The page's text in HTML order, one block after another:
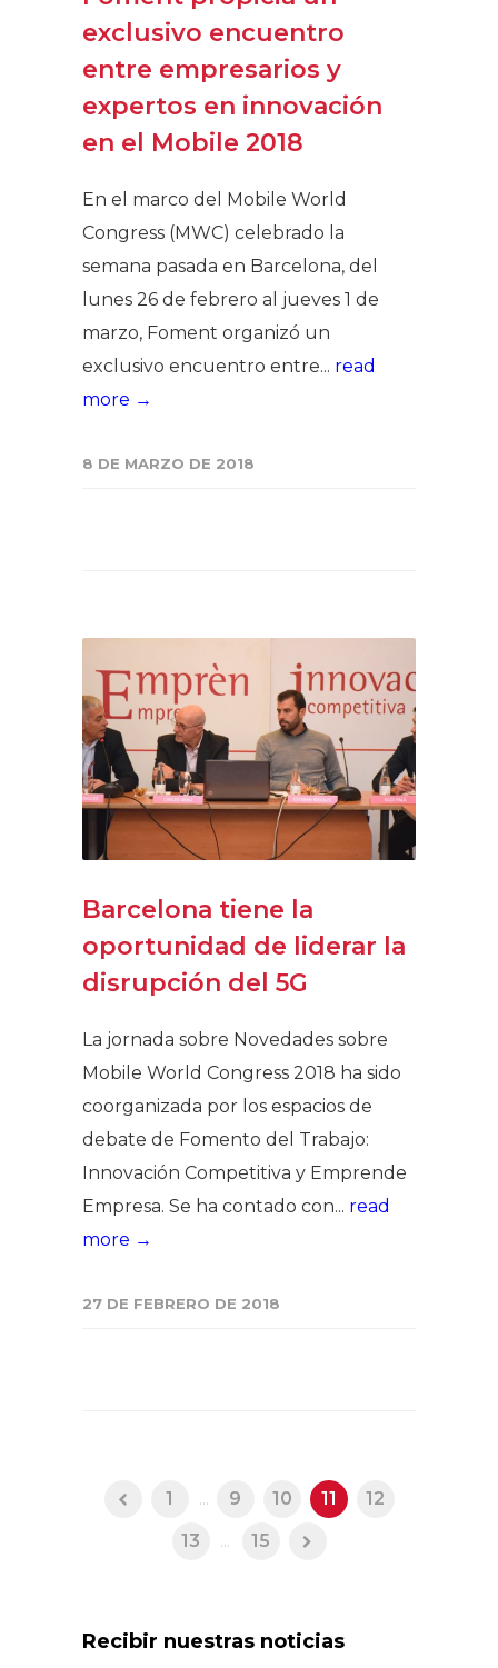
exclusivo encuentro
entre empresarios y
expertos en innovación
en el Mobile 2018
En el marco del Mobile World
Congress (MWC) celebrado la
semana pasada en Barcelona, del
lunes 26 de febrero al jueves 1 de
marzo, Foment organizó un
exclusivo encuentro entre... read
more →
8 DE MARZO DE 2018
Barcelona tiene la
oportunidad de liderar la
disrupción del 5G
La jornada sobre Novedades sobre
Mobile World Congress 2018 ha sido
coorganizada por los espacios de
debate de Fomento del Trabajo:
Innovación Competitiva y Emprende
Empresa. Se ha contado con... read
more →
27 DE FEBRERO DE 2018
1 ... 9 10 11
12
13
... 15
Recibir nuestras noticias